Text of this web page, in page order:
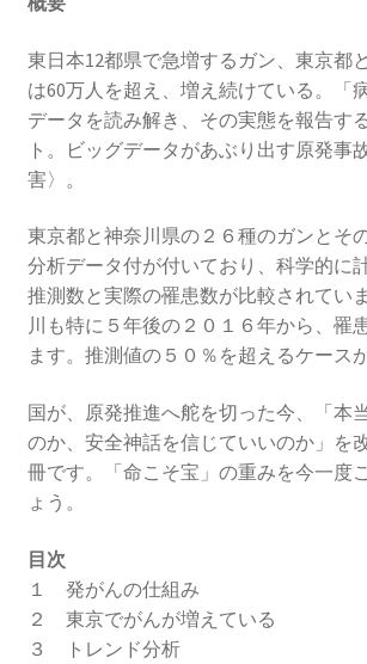
ギャラリー
ギャラリー_2023.3.12
ギャラリー_2024.3.10
ギャラリー_2025.3.23
ギャラリー_2026.3.15
原発ゼロと未来
原発動向
原発 日誌
2022.7.15東電・株主訴訟 経営陣に
2022.8.1 福島第一原発 汚染配管撤
断念
東日本12都県で急増するガン、東京都
は60万人を超え、増え続けている。「
データを読み解き、その実態を報告す
ト。ビッグデータがあぶり出す原発事
害〉。
東京都と神奈川県の２６種のガンとそ
分析データ付が付いており、科学的に
推測数と実際の罹患数が比較されてい
川も特に５年後の２０１６年から、罹
ます。推測値の５０％を超えるケース
国が、原発推進へ舵を切った今、「本
のか、安全神話を信じていいのか」を
冊です。「命こそ宝」の重みを今一度
ょう。
目次
１ 発がんの仕組み
２ 東京でがんが増えている
３ トレンド分析